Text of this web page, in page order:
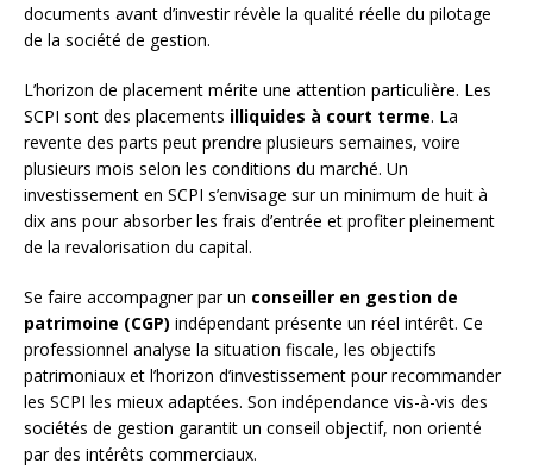
documents avant d’investir révèle la qualité réelle du pilotage
de la société de gestion.
L’horizon de placement mérite une attention particulière. Les
SCPI sont des placements illiquides à court terme. La
revente des parts peut prendre plusieurs semaines, voire
plusieurs mois selon les conditions du marché. Un
investissement en SCPI s’envisage sur un minimum de huit à
dix ans pour absorber les frais d’entrée et profiter pleinement
de la revalorisation du capital.
Se faire accompagner par un conseiller en gestion de
patrimoine (CGP) indépendant présente un réel intérêt. Ce
professionnel analyse la situation fiscale, les objectifs
patrimoniaux et l’horizon d’investissement pour recommander
les SCPI les mieux adaptées. Son indépendance vis-à-vis des
sociétés de gestion garantit un conseil objectif, non orienté
par des intérêts commerciaux.